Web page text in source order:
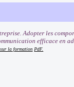
Adopter les
efficace en
la formation PdF.